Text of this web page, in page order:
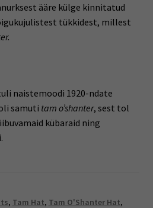
ääre külge kinnitatud
tükkidest, millest
naistemoodi 1920-ndate
samuti tam o’shanter, sest tol
kübaraid ning
, Tam Hat, Tam O'Shanter Hat,